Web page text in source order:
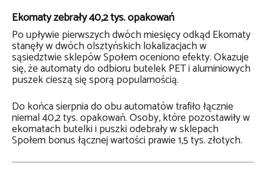
Ekomaty zebrały 40,2 tys. opakowań
Po upływie pierwszych dwóch miesięcy odkąd Ekomaty
stanęły w dwóch olsztyńskich lokalizacjach w
sąsiedztwie sklepów Społem oceniono efekty. Okazuje
się, że automaty do odbioru butelek PET i aluminiowych
puszek cieszą się sporą popularnością.
Do końca sierpnia do obu automatów trafiło łącznie
niemal 40,2 tys. opakowań. Osoby, które pozostawiły w
ekomatach butelki i puszki odebrały w sklepach
Społem bonus łącznej wartości prawie 1,5 tys. złotych.